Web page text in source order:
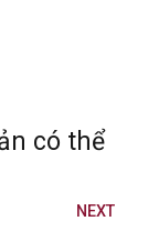
có thể
NEXT